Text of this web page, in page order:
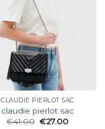
CLAUDIE PIERLOT SAC
claudie pierlot sac
€41.00 €27.00